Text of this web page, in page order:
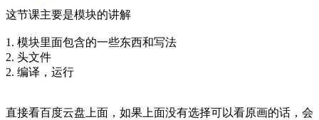
这节课主要是模块的讲解
1. 模块里面包含的一些东西和写法
2. 头文件
2. 编译，运行
直接看百度云盘上面，如果上面没有选择可以看原画的话，会